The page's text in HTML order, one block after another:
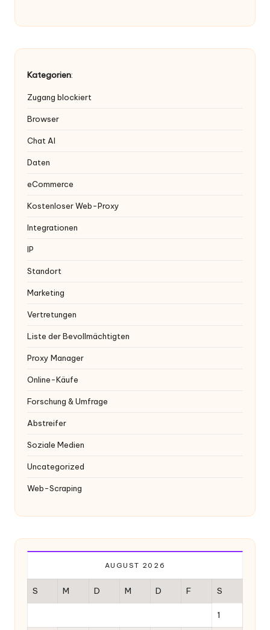
P
r
Kategorien:
Zugang blockiert
Browser
Chat AI
Daten
eCommerce
Kostenloser Web-Proxy
Integrationen
IP
Standort
Marketing
Vertretungen
Liste der Bevollmächtigten
Proxy Manager
Online-Käufe
Forschung & Umfrage
Abstreifer
Soziale Medien
Uncategorized
Web-Scraping
AUGUST 2026
S M D M D F S
1